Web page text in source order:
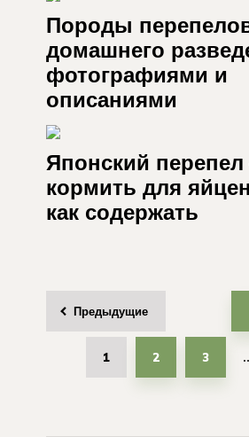
Породы
домашнего
фотографиями и
описаниями
Японский перепел
кормить для
как содержать
Предыдущие
записей
1 2 3